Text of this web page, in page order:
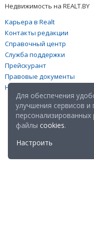
Недвижимость на REALT.BY
Карьера в Realt
Контакты редакции
Справочный центр
Служба поддержки
Прейскурант
Правовые документы
Настройка файлов cookies
Для обеспечения
улучшения сервисов и
файлы cookies.
Настроить